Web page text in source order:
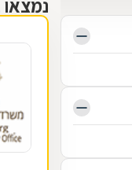
נמצאו 21 עורכי דין - דיני מקרקעין